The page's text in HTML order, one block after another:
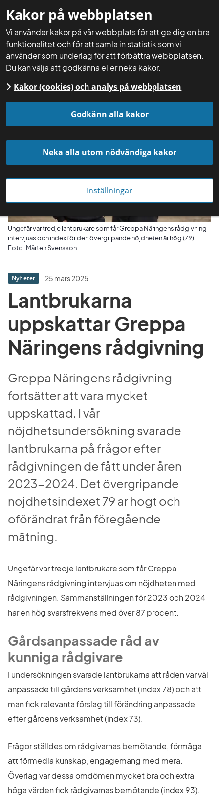
Kakor på webbplatsen
Vi använder kakor på vår webbplats för att ge dig en bra
funktionalitet och för att samla in statistik som vi
använder som underlag för att förbättra webbplatsen.
Du kan välja att godkänna eller neka kakor.
Kakor (cookies) och analys på webbplatsen
Godkänn alla kakor
Neka alla utom nödvändiga kakor
Inställningar
Mina sidor
Startsida Aktuellt Nyheter
Ungefär var tredje lantbrukare som får Greppa Näringens rådgivning
intervjuas och index för den övergripande nöjdheten är hög (79).
Foto: Mårten Svensson
Nyheter 25 mars 2025
Lantbrukarna
uppskattar Greppa
Näringens rådgivning
Greppa Näringens rådgivning
fortsätter att vara mycket
uppskattad. I vår
nöjdhetsundersökning svarade
lantbrukarna på frågor efter
rådgivningen de fått under åren
2023-2024. Det övergripande
nöjdhetsindexet 79 är högt och
oförändrat från föregående
mätning.
Ungefär var tredje lantbrukare som får Greppa
Näringens rådgivning intervjuas om nöjdheten med
rådgivningen. Sammanställningen för 2023 och 2024
har en hög svarsfrekvens med över 87 procent.
Gårdsanpassade råd av
kunniga rådgivare
I undersökningen svarade lantbrukarna att råden var väl
anpassade till gårdens verksamhet (index 78) och att
man fick relevanta förslag till förändring anpassade
efter gårdens verksamhet (index 73).
Frågor ställdes om rådgivarnas bemötande, förmåga
att förmedla kunskap, engagemang med mera.
Överlag var dessa omdömen mycket bra och extra
höga värden fick rådgivarnas bemötande (index 93).